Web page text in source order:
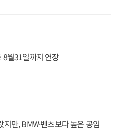
8월31일까지 연장
만, BMW·벤츠보다 높은 공임